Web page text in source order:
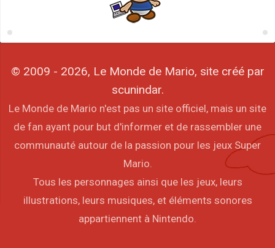
© 2009 - 2026, Le Monde de Mario, site créé par
scunindar.
Le Monde de Mario n'est pas un site officiel, mais un site
de fan ayant pour but d'informer et de rassembler une
communauté autour de la passion pour les jeux Super
Mario.
Tous les personnages ainsi que les jeux, leurs
illustrations, leurs musiques, et éléments sonores
appartiennent à Nintendo.